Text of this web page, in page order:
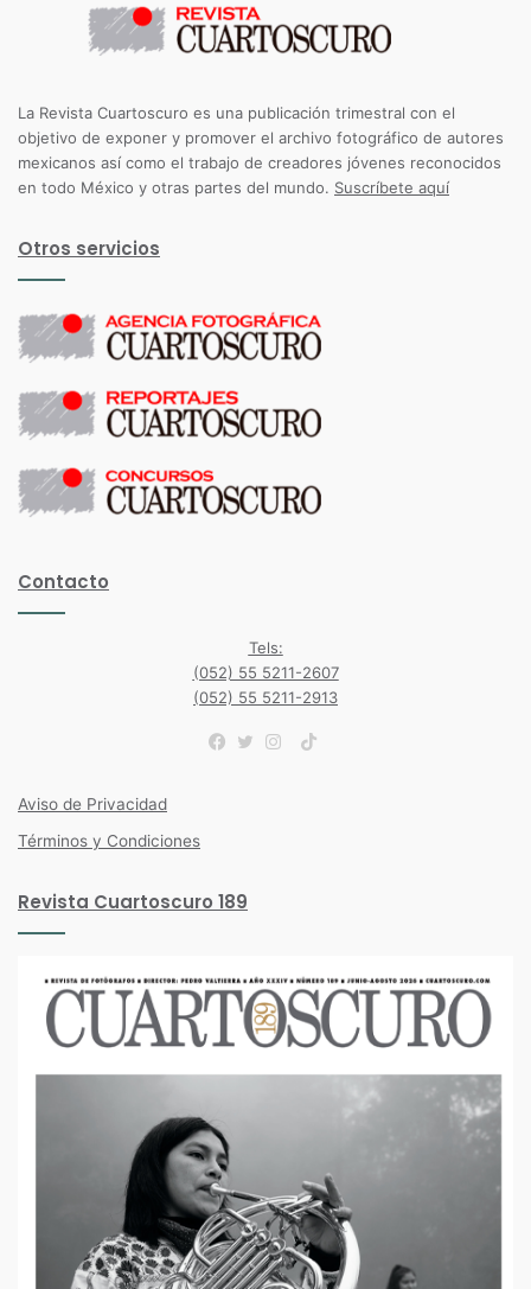
La Revista Cuartoscuro es una publicación trimestral con el
objetivo de exponer y promover el archivo fotográfico de autores
mexicanos así como el trabajo de creadores jóvenes reconocidos
en todo México y otras partes del mundo. Suscríbete aquí
Otros servicios
Contacto
Tels:
(052) 55 5211-2607
(052) 55 5211-2913
TikTok
Aviso de Privacidad
Términos y Condiciones
Revista Cuartoscuro 189